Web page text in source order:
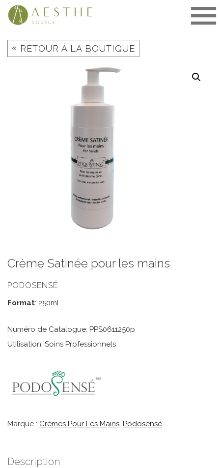
Aller
« RETOUR À LA BOUTIQUE
Crème Satinée pour les mains
PODOSENSÉ
Format: 250ml
Numéro de Catalogue: PPS0611250p
Utilisation: Soins Professionnels
Marque : Crèmes Pour Les Mains, Podosensé
Description